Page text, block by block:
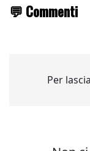
💬 Commenti